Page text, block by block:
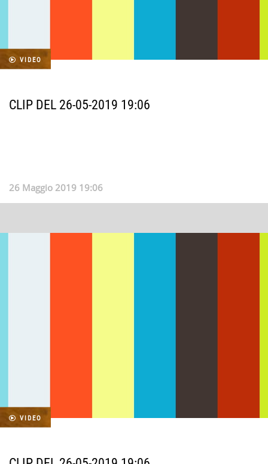
VIDEO
CLIP DEL 26-05-2019 19:06
26 Maggio 2019 19:06
VIDEO